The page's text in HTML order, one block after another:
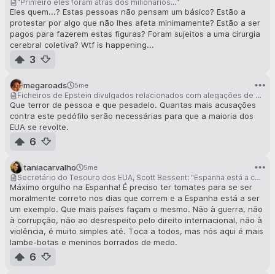
reforma. Não sou fã da reforma. Não acho que a reforma
seja bíblica... Acho que seria um desperdício dos dons que
Deus nos deu."
"Primeiro eles foram atrás dos milionários..."
Eles quem...? Estas pessoas não pensam um básico? Estão a
protestar por algo que não lhes afeta minimamente? Estão a ser
pagos para fazerem estas figuras? Foram sujeitos a uma cirurgia
cerebral coletiva? Wtf is happening...
3
megaroads 5me
Ficheiros de Epstein divulgados relacionados com alegações de agressão sexual contra Trump
Que terror de pessoa e que pesadelo. Quantas mais acusações
contra este pedófilo serão necessárias para que a maioria dos
EUA se revolte.
6
taniacarvalho 5me
Secretário do Tesouro dos EUA, Scott Bessent: "Espanha está a colocar vidas americanas em risco"
Máximo orgulho na Espanha! É preciso ter tomates para se ser
moralmente correto nos dias que correm e a Espanha está a ser
um exemplo. Que mais países façam o mesmo. Não à guerra, não
à corrupção, não ao desrespeito pelo direito internacional, não à
violência, é muito simples até. Toca a todos, mas nós aqui é mais
lambe-botas e meninos borrados de medo.
6